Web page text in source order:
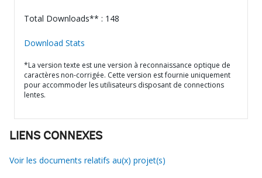
Total Downloads** : 148
Download Stats
*La version texte est une version à reconnaissance optique de
caractères non-corrigée. Cette version est fournie uniquement
pour accommoder les utilisateurs disposant de connections
lentes.
LIENS CONNEXES
Voir les documents relatifs au(x) projet(s)